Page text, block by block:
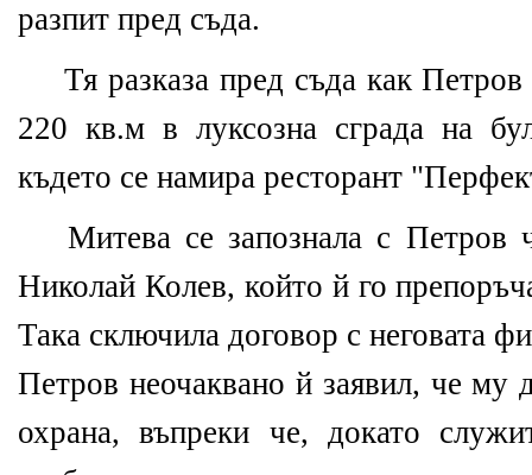
разпит пред съда.
Тя разказа пред съда как
220 кв.м в луксозна сграда на
където се намира ресторант
Митева се запознала с Петров
Николай Колев, който й го
Така сключила договор с неговата
Петров неочаквано й заявил, че му
охрана, въпреки че, докато